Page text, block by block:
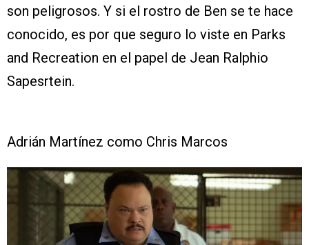
son peligrosos. Y si el rostro de Ben se te hace
conocido, es por que seguro lo viste en Parks
and Recreation en el papel de Jean Ralphio
Sapesrtein.
Adrián Martínez como Chris Marcos